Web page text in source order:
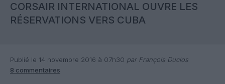
CORSAIR INTERNATIONAL OUVRE LES
RÉSERVATIONS VERS CUBA
Publié le 14 novembre 2016 à 07h30 par François Duclos
8 commentaires